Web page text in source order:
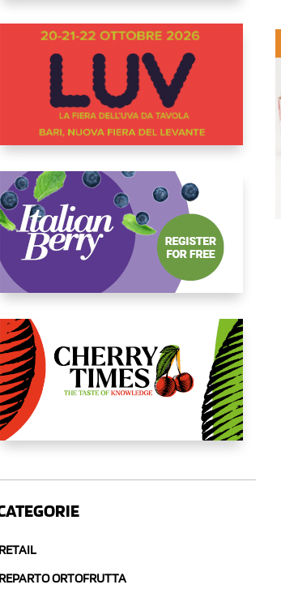
RETAIL
REPARTO ORTOFRUTTA